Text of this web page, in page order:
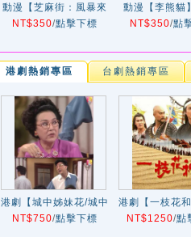
動漫【芝麻街：風暴來
襲】2024年
NT$350/點擊下標
動漫【李熊貓
年
NT$350/點
港劇熱銷專區 台劇熱銷專區
港劇【城中姊妹花/城中
姐妹花】1993年
NT$750/點擊下標
港劇【一枝花
外傳/花和尚
NT$1250/點